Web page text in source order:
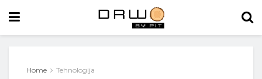
Home Tehnologija